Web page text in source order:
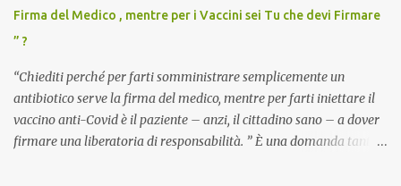
Firma del Medico , mentre per i Vaccini sei Tu che devi Firmare
” ?
“Chiediti perché per farti somministrare semplicemente un
antibiotico serve la firma del medico, mentre per farti iniettare il
vaccino anti-Covid è il paziente – anzi, il cittadino sano – a dover
firmare una liberatoria di responsabilità. ” È una domanda tanto